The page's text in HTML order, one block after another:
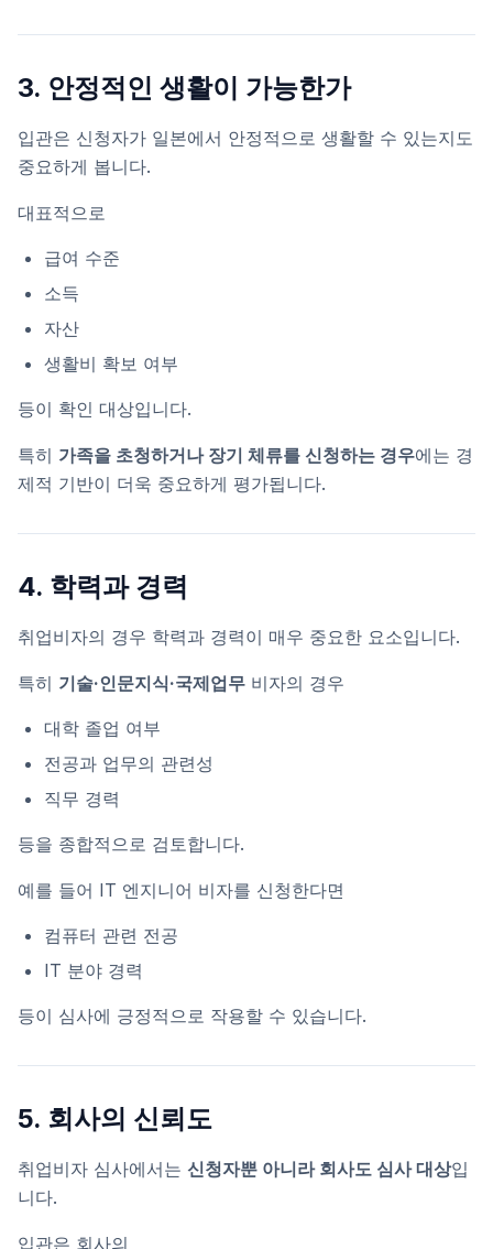
3. 안정적인 생활이 가능한가
입관은 신청자가 일본에서 안정적으로 생활할 수 있는지도
중요하게 봅니다.
대표적으로
급여 수준
소득
자산
생활비 확보 여부
등이 확인 대상입니다.
특히 가족을 초청하거나 장기 체류를 신청하는 경우에는 경
제적 기반이 더욱 중요하게 평가됩니다.
4. 학력과 경력
취업비자의 경우 학력과 경력이 매우 중요한 요소입니다.
특히 기술·인문지식·국제업무 비자의 경우
대학 졸업 여부
전공과 업무의 관련성
직무 경력
등을 종합적으로 검토합니다.
예를 들어 IT 엔지니어 비자를 신청한다면
컴퓨터 관련 전공
IT 분야 경력
등이 심사에 긍정적으로 작용할 수 있습니다.
5. 회사의 신뢰도
취업비자 심사에서는 신청자뿐 아니라 회사도 심사 대상입
니다.
입관은 회사의